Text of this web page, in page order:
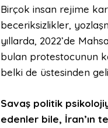
Birçok insan rejime
beceriksizlikler,
yıllarda, 2022’de
bulan protestocunun
belki de üstesinden
Savaş politik
edenler bile, İran’ın